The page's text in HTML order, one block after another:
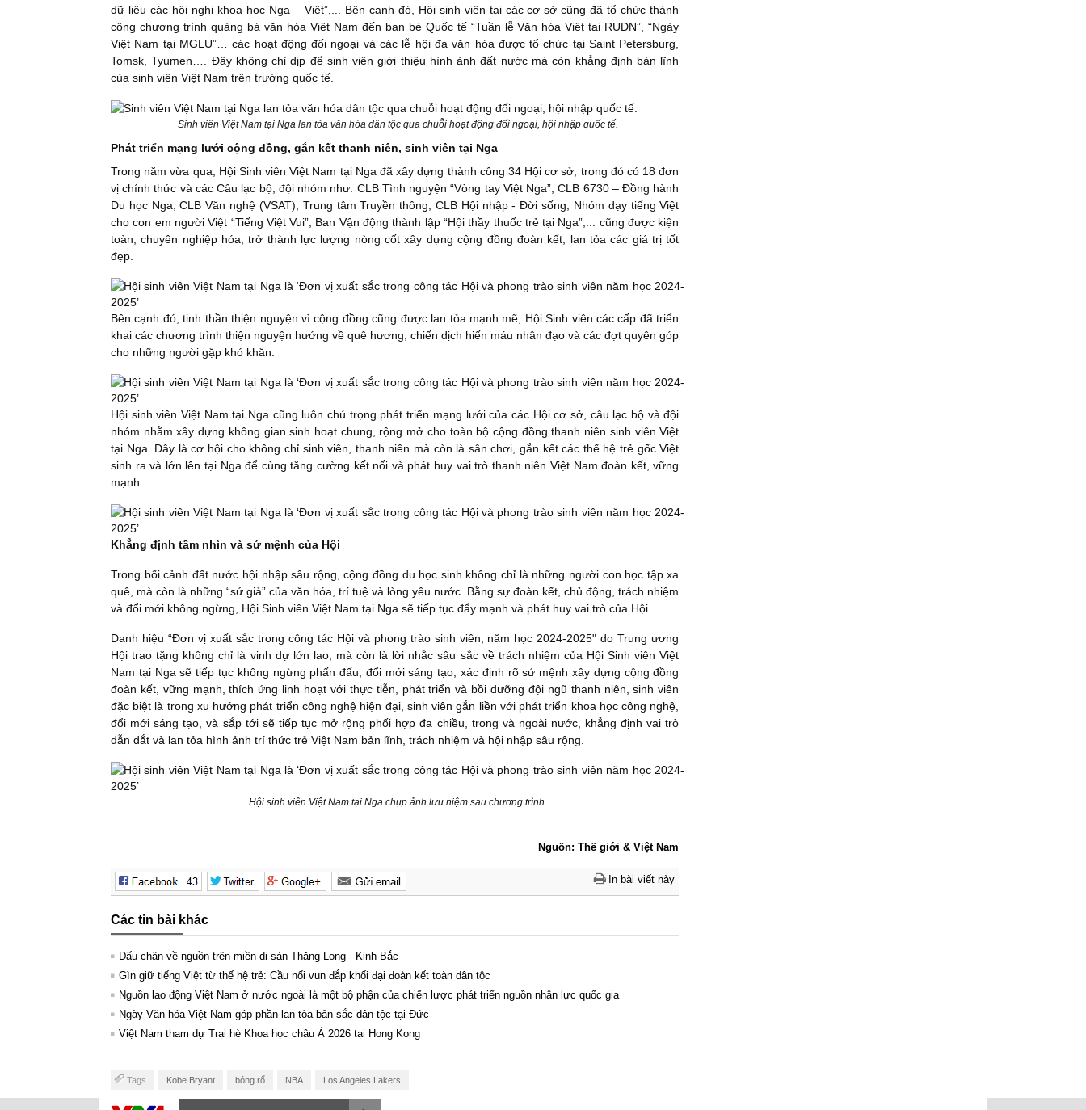
dữ liệu các hội nghị khoa học Nga – Việt”,... Bên cạnh đó, Hội sinh viên tại các cơ sở cũng đã tổ chức thành
công chương trình quảng bá văn hóa Việt Nam đến bạn bè Quốc tế “Tuần lễ Văn hóa Việt tại RUDN”, “Ngày
Việt Nam tại MGLU”… các hoạt động đối ngoại và các lễ hội đa văn hóa được tổ chức tại Saint Petersburg,
Tomsk, Tyumen…. Đây không chỉ dịp để sinh viên giới thiệu hình ảnh đất nước mà còn khẳng định bản lĩnh
của sinh viên Việt Nam trên trường quốc tế.
Sinh viên Việt Nam tại Nga lan tỏa văn hóa dân tộc qua chuỗi hoạt động đối ngoại, hội nhập quốc tế.
Phát triển mạng lưới cộng đồng, gắn kết thanh niên, sinh viên tại Nga
Trong năm vừa qua, Hội Sinh viên Việt Nam tại Nga đã xây dựng thành công 34 Hội cơ sở, trong đó có 18 đơn
vị chính thức và các Câu lạc bộ, đội nhóm như: CLB Tình nguyện “Vòng tay Việt Nga”, CLB 6730 – Đồng hành
Du học Nga, CLB Văn nghệ (VSAT), Trung tâm Truyền thông, CLB Hội nhập - Đời sống, Nhóm dạy tiếng Việt
cho con em người Việt “Tiếng Việt Vui”, Ban Vận động thành lập “Hội thầy thuốc trẻ tại Nga”,... cũng được kiện
toàn, chuyên nghiệp hóa, trở thành lực lượng nòng cốt xây dựng cộng đồng đoàn kết, lan tỏa các giá trị tốt
đẹp.
Bên cạnh đó, tinh thần thiện nguyện vì cộng đồng cũng được lan tỏa mạnh mẽ, Hội Sinh viên các cấp đã triển
khai các chương trình thiện nguyện hướng về quê hương, chiến dịch hiến máu nhân đạo và các đợt quyên góp
cho những người gặp khó khăn.
Hội sinh viên Việt Nam tại Nga cũng luôn chú trọng phát triển mạng lưới của các Hội cơ sở, câu lạc bộ và đội
nhóm nhằm xây dựng không gian sinh hoạt chung, rộng mở cho toàn bộ cộng đồng thanh niên sinh viên Việt
tại Nga. Đây là cơ hội cho không chỉ sinh viên, thanh niên mà còn là sân chơi, gắn kết các thế hệ trẻ gốc Việt
sinh ra và lớn lên tại Nga để cùng tăng cường kết nối và phát huy vai trò thanh niên Việt Nam đoàn kết, vững
mạnh.
Khẳng định tầm nhìn và sứ mệnh của Hội
Trong bối cảnh đất nước hội nhập sâu rộng, cộng đồng du học sinh không chỉ là những người con học tập xa
quê, mà còn là những “sứ giả” của văn hóa, trí tuệ và lòng yêu nước. Bằng sự đoàn kết, chủ động, trách nhiệm
và đổi mới không ngừng, Hội Sinh viên Việt Nam tại Nga sẽ tiếp tục đẩy mạnh và phát huy vai trò của Hội.
Danh hiệu “Đơn vị xuất sắc trong công tác Hội và phong trào sinh viên, năm học 2024-2025" do Trung ương
Hội trao tặng không chỉ là vinh dự lớn lao, mà còn là lời nhắc sâu sắc về trách nhiệm của Hội Sinh viên Việt
Nam tại Nga sẽ tiếp tục không ngừng phấn đấu, đổi mới sáng tạo; xác định rõ sứ mệnh xây dựng cộng đồng
đoàn kết, vững mạnh, thích ứng linh hoạt với thực tiễn, phát triển và bồi dưỡng đội ngũ thanh niên, sinh viên
đặc biệt là trong xu hướng phát triển công nghệ hiện đại, sinh viên gắn liền với phát triển khoa học công nghệ,
đổi mới sáng tạo, và sắp tới sẽ tiếp tục mở rộng phối hợp đa chiều, trong và ngoài nước, khẳng định vai trò
dẫn dắt và lan tỏa hình ảnh trí thức trẻ Việt Nam bản lĩnh, trách nhiệm và hội nhập sâu rộng.
Hội sinh viên Việt Nam tại Nga chụp ảnh lưu niệm sau chương trình.
Nguồn: Thế giới & Việt Nam
In bài viết này
Các tin bài khác
Dấu chân về nguồn trên miền di sản Thăng Long - Kinh Bắc
Gìn giữ tiếng Việt từ thế hệ trẻ: Cầu nối vun đắp khối đại đoàn kết toàn dân tộc
Nguồn lao động Việt Nam ở nước ngoài là một bộ phận của chiến lược phát triển nguồn nhân lực quốc gia
Ngày Văn hóa Việt Nam góp phần lan tỏa bản sắc dân tộc tại Đức ​
Việt Nam tham dự Trại hè Khoa học châu Á 2026 tại Hong Kong
Tags Kobe Bryant bóng rổ NBA Los Angeles Lakers